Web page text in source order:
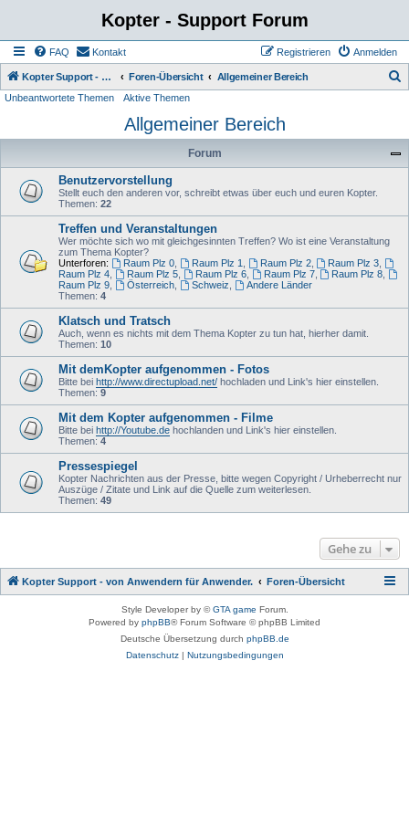
Kopter - Support Forum
FAQ Kontakt Anmelden
Registrieren
Kopter Support - von Anwendern für Anwender. Foren-Übersicht Allgemeiner Bereich
h
Unbeantwortete Themen Aktive Themen
Allgemeiner Bereich
Forum
Benutzervorstellung
Stellt euch den anderen vor, schreibt etwas über euch und euren Kopter.
Themen: 22
Treffen und Veranstaltungen
Wer möchte sich wo mit gleichgesinnten Treffen? Wo ist eine Veranstaltung
zum Thema Kopter?
Unterforen:
Raum Plz 0, Raum Plz 1 Raum Plz 2, Raum Plz 3
Raum Plz 4
Raum Plz 5, Raum Plz 6, Raum Plz 7, Raum Plz 8
Raum Plz 9
Österreich, Schweiz
Andere Länder
Themen: 4
Klatsch und Tratsch
Auch, wenn es nichts mit dem Thema Kopter zu tun hat, hierher damit.
Themen: 10
Mit demKopter aufgenommen - Fotos
Bitte bei http://www.directupload.net/ hochladen und Link's hier einstellen.
Themen: 9
Mit dem Kopter aufgenommen - Filme
Bitte bei http://Youtube.de hochlanden und Link's hier einstellen.
Themen: 4
Pressespiegel
Kopter Nachrichten aus der Presse, bitte wegen Copyright / Urheberrecht nur
Auszüge / Zitate und Link auf die Quelle zum weiterlesen.
Themen: 49
Gehe zu
Kopter Support - von Anwendern für Anwender. Foren-Übersicht
Style Developer by ©GTA game Forum.
Powered by phpBB® Forum Software © phpBB Limited
Deutsche Übersetzung durch phpBB.de
Datenschutz| Nutzungsbedingungen